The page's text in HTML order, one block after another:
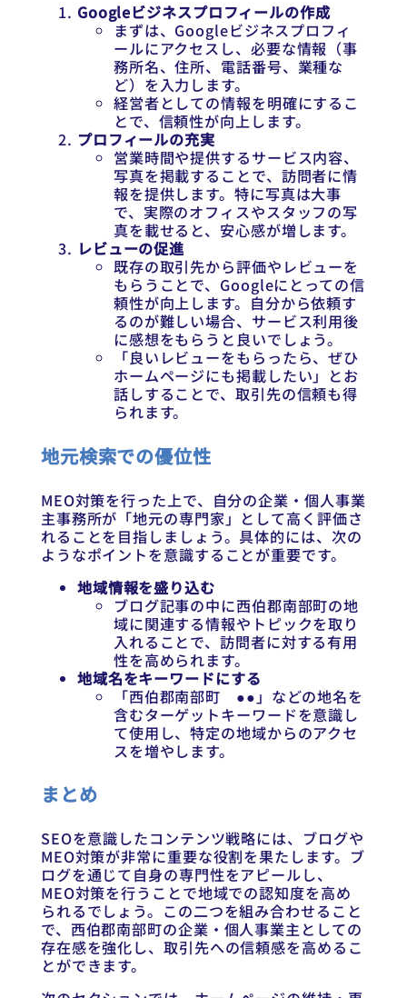
Googleビジネスプロフィールの作成
まずは、Googleビジネスプロフィ
ールにアクセスし、必要な情報（事
務所名、住所、電話番号、業種な
ど）を入力します。
経営者としての情報を明確にするこ
とで、信頼性が向上します。
プロフィールの充実
営業時間や提供するサービス内容、
写真を掲載することで、訪問者に情
報を提供します。特に写真は大事
で、実際のオフィスやスタッフの写
真を載せると、安心感が増します。
レビューの促進
既存の取引先から評価やレビューを
もらうことで、Googleにとっての信
頼性が向上します。自分から依頼す
るのが難しい場合、サービス利用後
に感想をもらうと良いでしょう。
「良いレビューをもらったら、ぜひ
ホームページにも掲載したい」とお
話しすることで、取引先の信頼も得
られます。
地元検索での優位性
MEO対策を行った上で、自分の企業・個人事業
主事務所が「地元の専門家」として高く評価さ
れることを目指しましょう。具体的には、次の
ようなポイントを意識することが重要です。
地域情報を盛り込む
ブログ記事の中に西伯郡南部町の地
域に関連する情報やトピックを取り
入れることで、訪問者に対する有用
性を高められます。
地域名をキーワードにする
「西伯郡南部町 ●●」などの地名を
含むターゲットキーワードを意識し
て使用し、特定の地域からのアクセ
スを増やします。
まとめ
SEOを意識したコンテンツ戦略には、ブログや
MEO対策が非常に重要な役割を果たします。ブ
ログを通じて自身の専門性をアピールし、
MEO対策を行うことで地域での認知度を高め
られるでしょう。この二つを組み合わせること
で、西伯郡南部町の企業・個人事業主としての
存在感を強化し、取引先への信頼感を高めるこ
とができます。